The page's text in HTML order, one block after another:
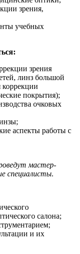
зрения,
учебных
зрения
линз большой
покрытия);
очковых
аспекты работы с
мастер-
специалисты.
салона;
и их